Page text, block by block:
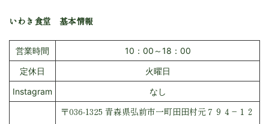
いわき食堂 基本情報
営業時間
10：00～18：00
定休日
火曜日
Instagram
なし
〒036-1325 青森県弘前市一町田田村元７９４−１２